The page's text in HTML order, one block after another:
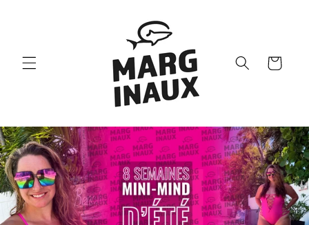
Panier